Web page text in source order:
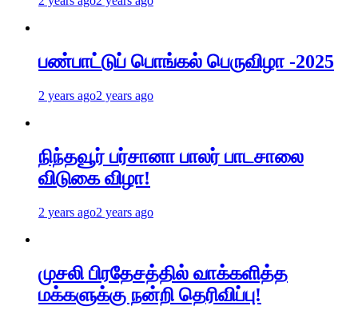
பண்பாட்டுப் பொங்கல் பெருவிழா -2025
2 years ago2 years ago
நிந்தவூர் பர்சானா பாலர் பாடசாலை
விடுகை விழா!
2 years ago2 years ago
முசலி பிரதேசத்தில் வாக்களித்த
மக்களுக்கு நன்றி தெரிவிப்பு!